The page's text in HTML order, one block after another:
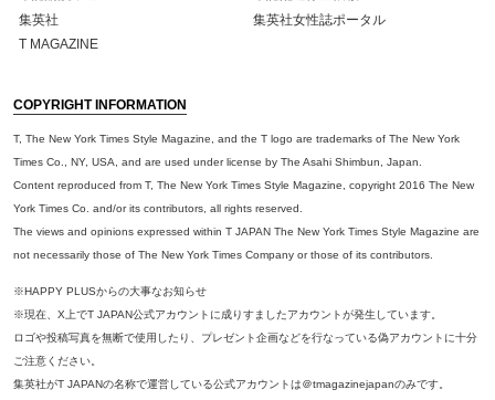
集英社
集英社女性誌ポータル
T MAGAZINE
COPYRIGHT INFORMATION
T, The New York Times Style Magazine, and the T logo are trademarks of The New York
Times Co., NY, USA, and are used under license by The Asahi Shimbun, Japan.
Content reproduced from T, The New York Times Style Magazine, copyright 2016 The New
York Times Co. and/or its contributors, all rights reserved.
The views and opinions expressed within T JAPAN The New York Times Style Magazine are
not necessarily those of The New York Times Company or those of its contributors.
※HAPPY PLUSからの大事なお知らせ
※現在、X上でT JAPAN公式アカウントに成りすましたアカウントが発生しています。
ロゴや投稿写真を無断で使用したり、プレゼント企画などを行なっている偽アカウントに十分
ご注意ください。
集英社がT JAPANの名称で運営している公式アカウントは＠tmagazinejapanのみです。